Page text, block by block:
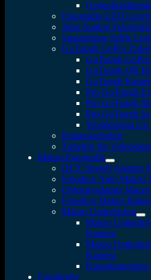
Fotostudio LED
Jobo Analog Fotografie
Smartphone Selfie
GoTough GoPro
GoTough
GoTough QR
GoTough
Pro GoTough
Pro GoTough
Pro GoTough
Wonderpana
Kamerazubehör
Zubehör für
Makro-Fotografie
DLX Stretch Adapter
Fotodiox Auto Makro
Objektivadapter
Fotodiox Makro-
Makro Umkehrring
Makro
Kamera
Makro
Kamera
Kupplungsringe
Fundgrube